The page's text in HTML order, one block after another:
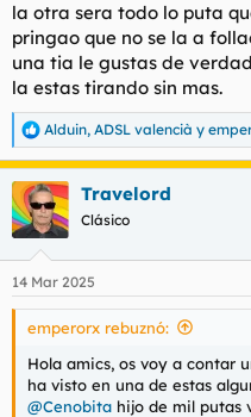
la otra sera todo lo puta
pringao que no se la a
una tia le gustas de
la estas tirando sin mas.
R
e
a
c
c
i
e
s
Alduin, ADSL valencià y
Travelord
Clásico
14 Mar 2025
emperorx rebuznó:
Hola amics, os voy a contar
ha visto en una de estas
@Cenobita hijo de mil putas